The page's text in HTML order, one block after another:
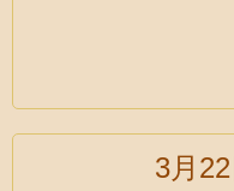
3月